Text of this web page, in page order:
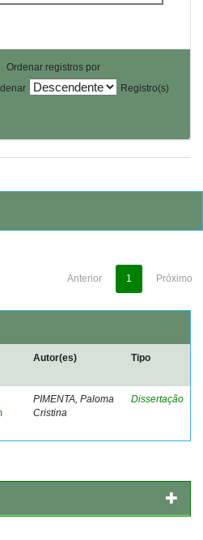
Ordenar registros por
Registro(s)
Anterior 1 Próximo
Autor(es) Tipo
PIMENTA, Paloma
Cristina
Dissertação